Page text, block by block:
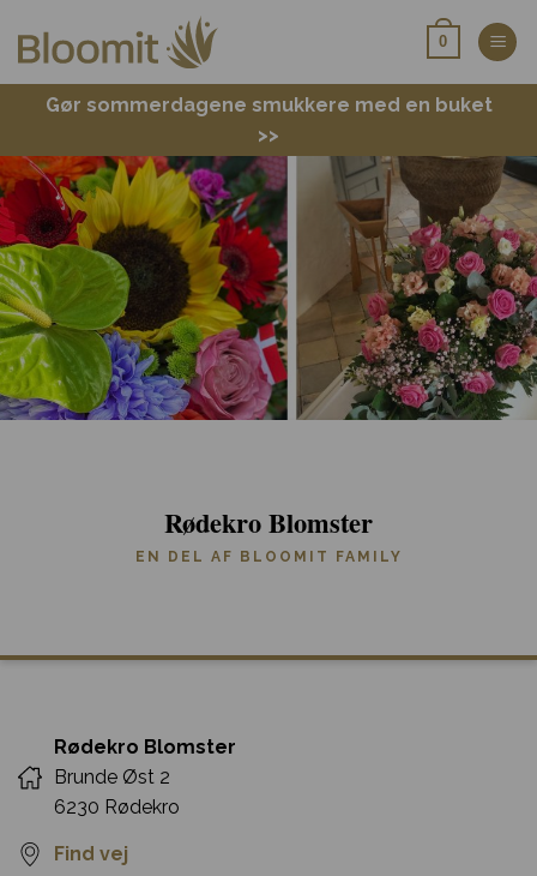
0
Gør sommerdagene smukkere med en buket
>>
Rødekro Blomster
EN DEL AF BLOOMIT FAMILY
Rødekro Blomster
Brunde Øst 2
6230 Rødekro
Find vej